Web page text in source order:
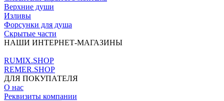
Верхние души
Изливы
Форсунки для душа
Скрытые части
НАШИ ИНТЕРНЕТ-МАГАЗИНЫ
RUMIX.SHOP
REMER.SHOP
ДЛЯ ПОКУПАТЕЛЯ
О нас
Реквизиты компании